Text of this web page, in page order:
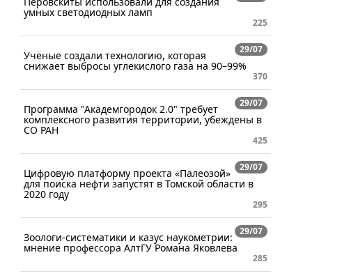
умных светодиодных ламп
225
29/07
Учёные создали технологию, которая
снижает выбросы углекислого газа на 90–99%
370
29/07
Программа "Академгородок 2.0" требует
комплексного развития территории, убеждены в
СО РАН
425
29/07
Цифровую платформу проекта «Палеозой»
для поиска нефти запустят в Томской области в
2020 году
295
29/07
Зоологи-систематики и казус наукометрии:
мнение профессора АлтГУ Романа Яковлева
285